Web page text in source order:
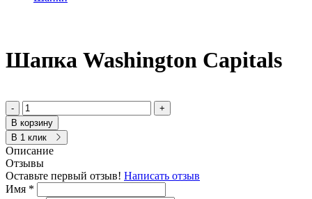
Шапка Washington Capitals
-
+
В корзину
В 1 клик
Описание
Отзывы
Оставьте первый отзыв! Написать отзыв
Имя *